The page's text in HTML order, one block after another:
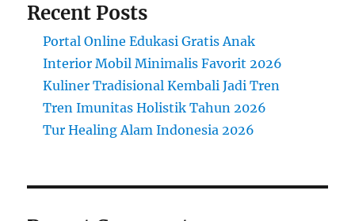
Recent Posts
Portal Online Edukasi Gratis Anak
Interior Mobil Minimalis Favorit 2026
Kuliner Tradisional Kembali Jadi Tren
Tren Imunitas Holistik Tahun 2026
Tur Healing Alam Indonesia 2026